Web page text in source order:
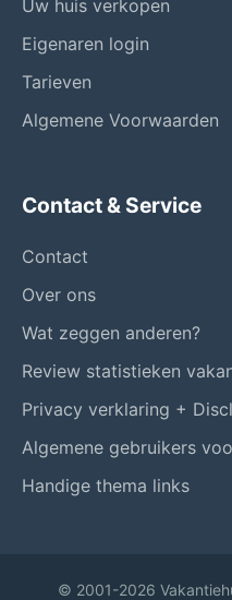
Uw huis verkopen
Eigenaren login
Tarieven
Algemene Voorwaarden
Contact & Service
Contact
Over ons
Wat zeggen anderen?
Review statistieken
Privacy verklaring +
Algemene gebruikers
Handige thema links
© 2001-2026